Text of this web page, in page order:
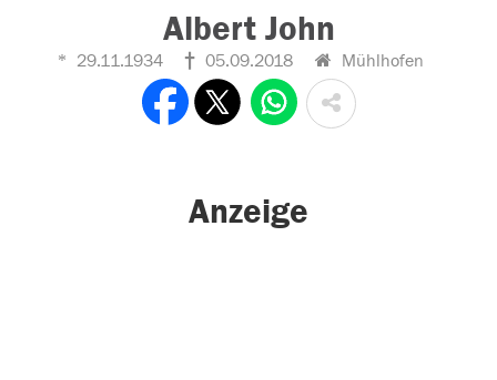
Albert John
29.11.1934 05.09.2018 Mühlhofen
Anzeige